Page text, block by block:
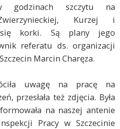
godzinach szczytu na
Kurzej i
się korki. Są plany jego
referatu ds. organizacji
Marcin Charęza.
uwagę na pracę na
przesłała też zdjęcia. Była
na naszej antenie
Pracy w Szczecinie